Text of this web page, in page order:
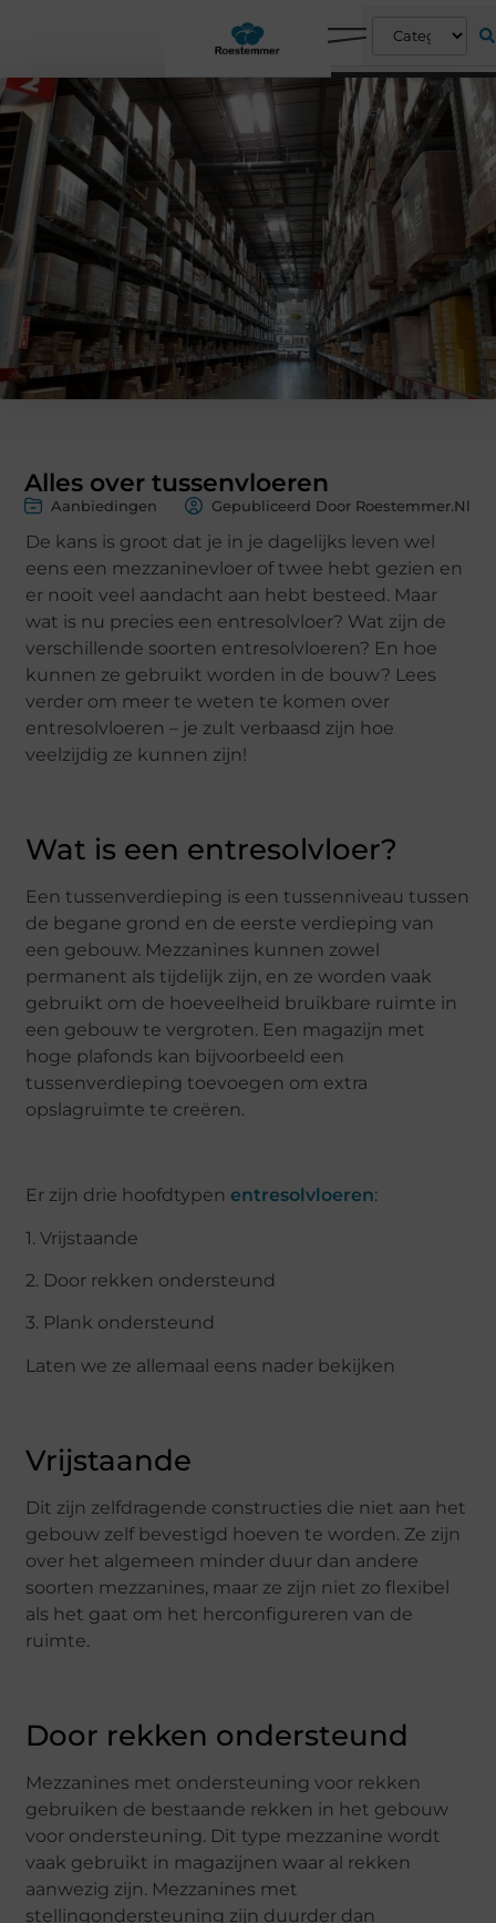
Alles over tussenvloeren
Aanbiedingen Gepubliceerd Door Roestemmer.nl
De kans is groot dat je in je dagelijks leven wel
eens een mezzaninevloer of twee hebt gezien en
er nooit veel aandacht aan hebt besteed. Maar
wat is nu precies een entresolvloer? Wat zijn de
verschillende soorten entresolvloeren? En hoe
kunnen ze gebruikt worden in de bouw? Lees
verder om meer te weten te komen over
entresolvloeren – je zult verbaasd zijn hoe
veelzijdig ze kunnen zijn!
Wat is een entresolvloer?
Een tussenverdieping is een tussenniveau tussen
de begane grond en de eerste verdieping van
een gebouw. Mezzanines kunnen zowel
permanent als tijdelijk zijn, en ze worden vaak
gebruikt om de hoeveelheid bruikbare ruimte in
een gebouw te vergroten. Een magazijn met
hoge plafonds kan bijvoorbeeld een
tussenverdieping toevoegen om extra
opslagruimte te creëren.
Er zijn drie hoofdtypenentresolvloeren:
1. Vrijstaande
2. Door rekken ondersteund
3. Plank ondersteund
Laten we ze allemaal eens nader bekijken
Vrijstaande
Dit zijn zelfdragende constructies die niet aan het
gebouw zelf bevestigd hoeven te worden. Ze zijn
over het algemeen minder duur dan andere
soorten mezzanines, maar ze zijn niet zo flexibel
als het gaat om het herconfigureren van de
ruimte.
Door rekken ondersteund
Mezzanines met ondersteuning voor rekken
gebruiken de bestaande rekken in het gebouw
voor ondersteuning. Dit type mezzanine wordt
vaak gebruikt in magazijnen waar al rekken
aanwezig zijn. Mezzanines met
stellingondersteuning zijn duurder dan